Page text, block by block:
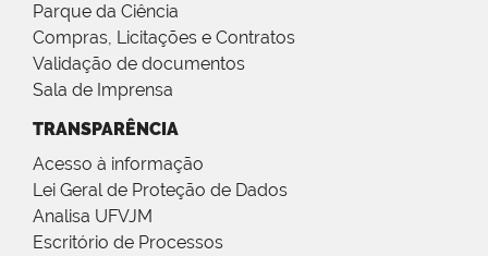
Parque da Ciência
Compras, Licitações e Contratos
Validação de documentos
Sala de Imprensa
TRANSPARÊNCIA
Acesso à informação
Lei Geral de Proteção de Dados
Analisa UFVJM
Escritório de Processos